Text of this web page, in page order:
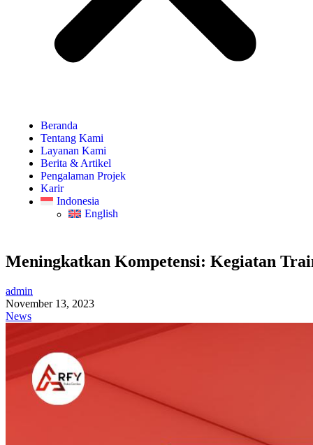
Beranda
Tentang Kami
Layanan Kami
Berita & Artikel
Pengalaman Projek
Karir
Indonesia
English
Meningkatkan Kompetensi: Kegiatan
admin
November 13, 2023
News